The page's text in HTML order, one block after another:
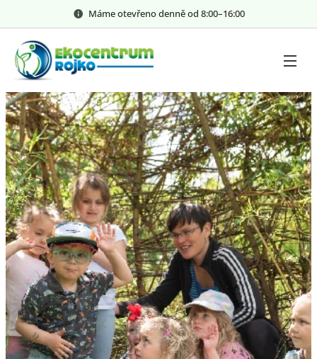
Máme otevřeno denně od 8:00–⁠⁠⁠⁠⁠16:00